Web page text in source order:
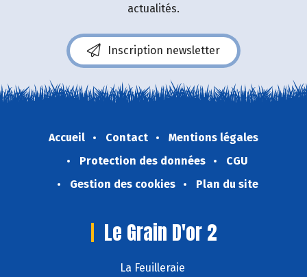
actualités.
Inscription newsletter
Accueil Contact
Mentions légales
Protection des données
CGU
Gestion des cookies
Plan du site
Le Grain D'or 2
La Feuilleraie